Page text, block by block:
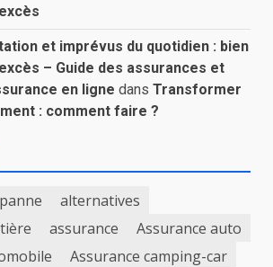
et imprévus du quotidien : bien
– Guide des assurances et
en ligne dans Transformer
: comment faire ?
alternatives
assurance
Assurance auto
Assurance camping-car